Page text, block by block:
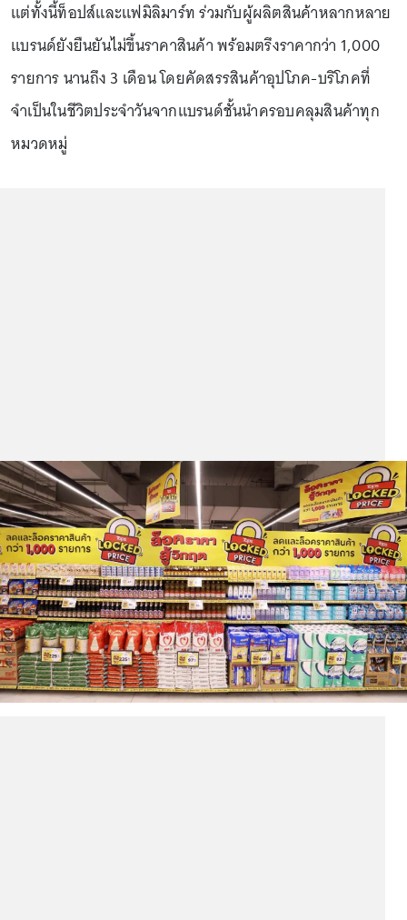
แต่ทั้งนี้ท็อปส์และแฟมิลิมาร์ท ร่วมกับผู้ผลิตสินค้าหลากหลาย
แบรนด์ยังยืนยันไม่ขึ้นราคาสินค้า พร้อมตรึงราคากว่า 1,000
รายการ นานถึง 3 เดือน โดยคัดสรรสินค้าอุปโภค-บริโภคที่
จำเป็นในชีวิตประจำวันจากแบรนด์ชั้นนำครอบคลุมสินค้าทุก
หมวดหมู่